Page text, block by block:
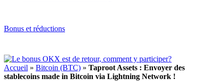
Bonus et réductions
Accueil » Bitcoin (BTC) » Taproot Assets : Envoyer des
stablecoins made in Bitcoin via Lightning Network !